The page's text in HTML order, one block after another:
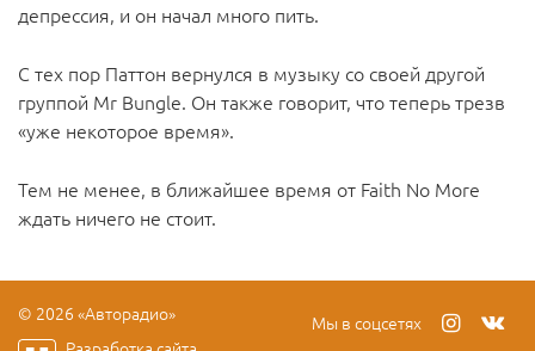
депрессия, и он начал много пить.
С тех пор Паттон вернулся в музыку со своей другой
группой Mr Bungle. Он также говорит, что теперь трезв
«уже некоторое время».
Тем не менее, в ближайшее время от Faith No More
ждать ничего не стоит.
© 2026 «Авторадио»
Мы в соцсетях